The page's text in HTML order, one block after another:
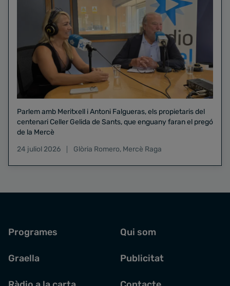
Parlem amb Meritxell i Antoni Falgueras, els propietaris del
centenari Celler Gelida de Sants, que enguany faran el pregó
de la Mercè
24 juliol 2026
Glòria Romero, Mercè Raga
Programes
Graella
Qui som
Publicitat